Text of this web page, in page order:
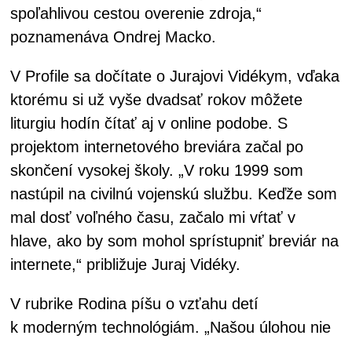
spoľahlivou cestou overenie zdroja,“
poznamenáva Ondrej Macko.
V Profile sa dočítate o Jurajovi Vidékym, vďaka
ktorému si už vyše dvadsať rokov môžete
liturgiu hodín čítať aj v online podobe. S
projektom internetového breviára začal po
skončení vysokej školy. „V roku 1999 som
nastúpil na civilnú vojenskú službu. Keďže som
mal dosť voľného času, začalo mi vŕtať v
hlave, ako by som mohol sprístupniť breviár na
internete,“ približuje Juraj Vidéky.
V rubrike Rodina píšu o vzťahu detí
k moderným technológiám. „Našou úlohou nie